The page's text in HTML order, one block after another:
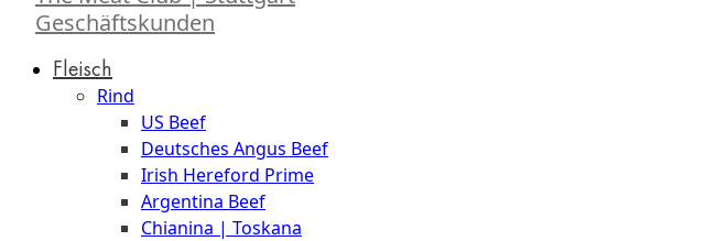
Geschäftskunden
Fleisch
Rind
US Beef
Deutsches Angus Beef
Irish Hereford Prime
Argentina Beef
Chianina | Toskana